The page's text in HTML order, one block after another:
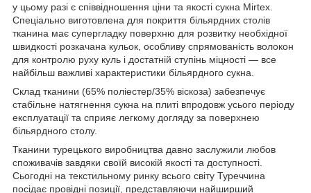
у цьому разі є співвідношення ціни та якості сукна Mirtex.
Спеціально виготовлена для покриття більярдних столів
тканина має супергладку поверхню для розвитку необхідної
швидкості розкачана кульок, особливу спрямованість волокон
для контролю руху куль і достатній ступінь міцності — все
найбільш важливі характеристики більярдного сукна.
Склад тканини (65% поліестер/35% віскоза) забезпечує
стабільне натягнення сукна на плиті впродовж усього періоду
експлуатації та сприяє легкому догляду за поверхнею
більярдного столу.
Тканини турецького виробництва давно заслужили любов
споживачів завдяки своїй високій якості та доступності.
Сьогодні на текстильному ринку всього світу Туреччина
посідає провідні позиції, представляючи найширший